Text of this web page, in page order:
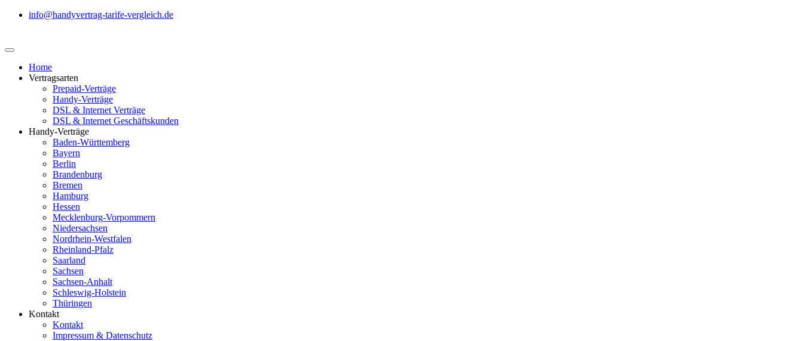
info@handyvertrag-tarife-vergleich.de
Home
Vertragsarten
Prepaid-Verträge
Handy-Verträge
DSL & Internet Verträge
DSL & Internet Geschäftskunden
Handy-Verträge
Baden-Württemberg
Bayern
Berlin
Brandenburg
Bremen
Hamburg
Hessen
Mecklenburg-Vorpommern
Niedersachsen
Nordrhein-Westfalen
Rheinland-Pfalz
Saarland
Sachsen
Sachsen-Anhalt
Schleswig-Holstein
Thüringen
Kontakt
Kontakt
Impressum & Datenschutz